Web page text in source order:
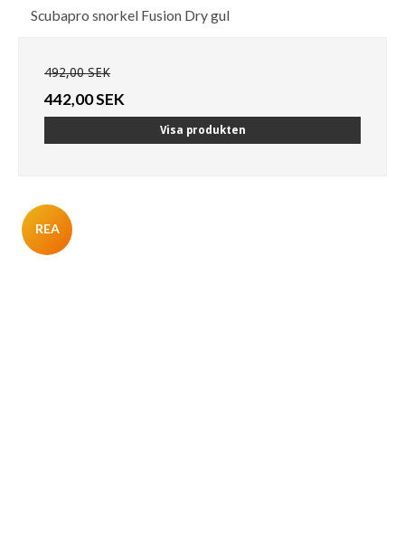
Scubapro snorkel Fusion Dry gul
492,00 SEK
442,00 SEK
Visa produkten
REA